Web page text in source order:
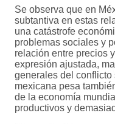
Se observa que en
subtantiva en estas
una catástrofe
problemas sociales y
relación entre precios
expresión ajustada,
generales del
mexicana pesa
de la economía
productivos y